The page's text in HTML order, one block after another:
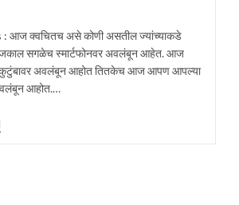
आज क्वचितच असे कोणी असतील ज्यांच्याकडे
सगळेच स्मार्टफोनवर अवलंबून आहेत. आज
अवलंबून आहोत तितकेच आज आपण आपल्या
आहोत.…